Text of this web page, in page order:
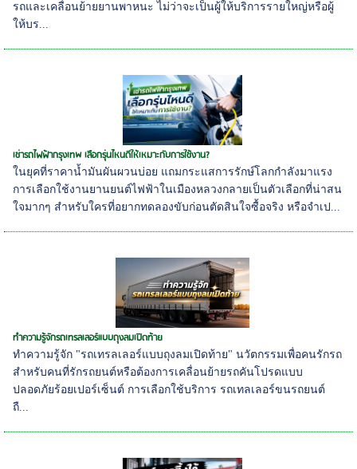
รถและเคลื่อนย้ายยานพาหนะ ไม่ว่าจะเป็นผู้ให้บริการรายใหญ่หรือผู้
ให้บร...
เช่ารถไฟฟ้ากรุงเทพ เลือกรุ่นไหนดีให้เหมาะกับการใช้งาน?
ในยุคที่ราคาน้ำมันผันผวนบ่อย แถมกระแสการรักษ์โลกกำลังมาแรง
การเลือกใช้งานยานยนต์ไฟฟ้าในเมืองหลวงกลายเป็นตัวเลือกที่น่าสน
ใจมากๆ สำหรับใครที่อยากทดลองขับก่อนตัดสินใจซื้อจริง หรือจำเป...
ทำความรู้จักรถเทรลเลอร์แบบถุงลมเปิดท้าย
ทำความรู้จัก "รถเทรลเลอร์แบบถุงลมเปิดท้าย" นวัตกรรมเพื่อคนรักรถ
สำหรับคนที่รักรถยนต์หรือต้องการเคลื่อนย้ายรถคันโปรดแบบ
ปลอดภัยร้อยเปอร์เซ็นต์ การเลือกใช้บริการ รถเทลเลอร์ขนรถยนต์
ถื...